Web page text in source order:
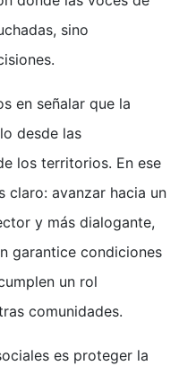
sino
en señalar que la
desde las
los territorios. En ese
claro: avanzar hacia un
y más dialogante,
garantice condiciones
un rol
comunidades.
es proteger la